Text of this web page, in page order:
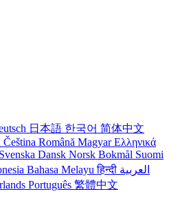
日本語 한국어 简体中文
Čeština Română MagyarΕλληνικά
Svenska Dansk Norsk Bokmål Suomi
Bahasa Melayuहिन्दी العربية
Português 繁體中文